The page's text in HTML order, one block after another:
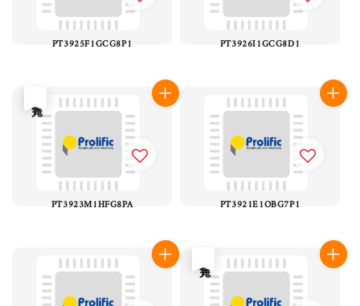
PT3925F1GCG8P1 PT3926I1GCG8D1
PT3923M1HFG8PA PT3921E1OBG7P1